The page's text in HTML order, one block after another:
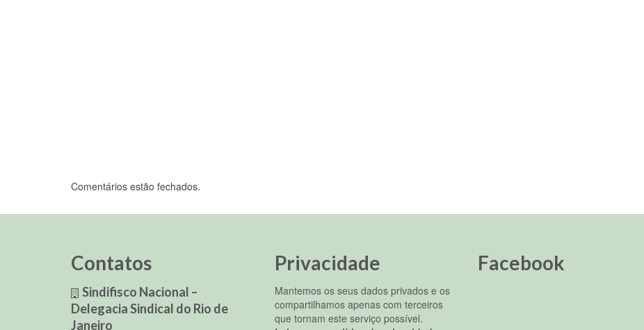
Comentários estão fechados.
Contatos
Sindifisco Nacional –
Delegacia Sindical do Rio de
Janeiro
Privacidade
Mantemos os seus dados privados e os
compartilhamos apenas com terceiros
que tornam este serviço possível.
Facebook